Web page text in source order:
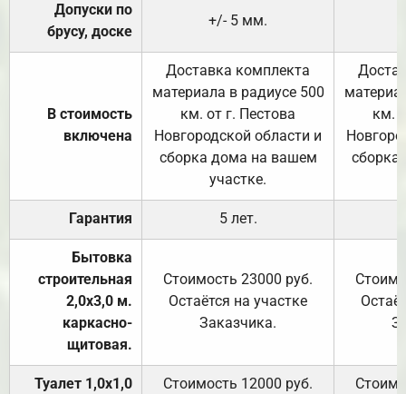
Допуски по
брусу, доске
+/- 5 мм.
В стоимость
включена
Доставка комплекта
материала в радиусе 500
км. от г. Пестова
Новгородской области и
сборка дома на вашем
участке.
км.
Гарантия 5 лет.
Бытовка
строительная
2,0х3,0 м.
каркасно-
щитовая.
Стоимость 23000 руб.
Остаётся на участке
Заказчика.
Туалет 1,0х1,0
Стоимость 12000 руб.